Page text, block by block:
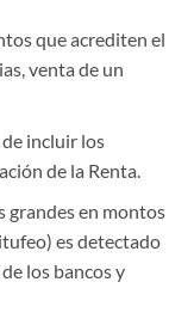
que acrediten el
venta de un
incluir los
de la Renta.
grandes en montos
es detectado
los bancos y